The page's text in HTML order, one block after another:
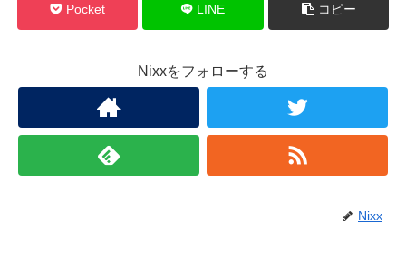
Pocket LINE コピー
Nixxをフォローする
Nixx